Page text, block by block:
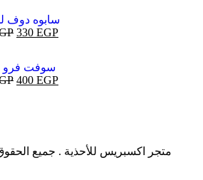
سابوه دوف
330 EGP
سوفت فرو
400 EGP
© 2025 متجر اكسبريس للأحذية . جميع